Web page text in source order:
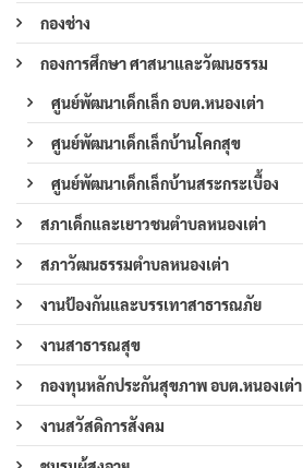
กองช่าง
กองการศึกษา ศาสนาและวัฒนธรรม
ศูนย์พัฒนาเด็กเล็ก อบต.หนองเต่า
ศูนย์พัฒนาเด็กเล็กบ้านโคกสุข
ศูนย์พัฒนาเด็กเล็กบ้านสระกระเบื้อง
สภาเด็กและเยาวชนตำบลหนองเต่า
สภาวัฒนธรรมตำบลหนองเต่า
งานป้องกันและบรรเทาสาธารณภัย
งานสาธารณสุข
กองทุนหลักประกันสุขภาพ อบต.หนองเต่า
งานสวัสดิการสังคม